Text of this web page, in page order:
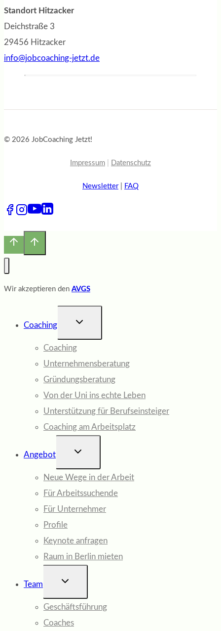
Standort Hitzacker
Deichstraße 3
29456 Hitzacker
info@jobcoaching-jetzt.de
© 2026 JobCoaching Jetzt!
Impressum Datenschutz
Newsletter| FAQ
Wir akzeptieren den AVGS
Coaching
UNTERMENÜ
Coaching
Unternehmensberatung
Gründungsberatung
Von der Uni ins echte Leben
Unterstützung für Berufseinsteiger
Coaching am Arbeitsplatz
Angebot
UNTERMENÜ
Neue Wege in der Arbeit
Für Arbeitssuchende
Für Unternehmer
Profile
Keynote anfragen
Raum in Berlin mieten
Team
UNTERMENÜ
Geschäftsführung
Coaches